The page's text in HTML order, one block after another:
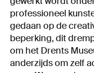
professioneel
gedaan op de
beperking, dit
om het Drents
anderzijds om zelf